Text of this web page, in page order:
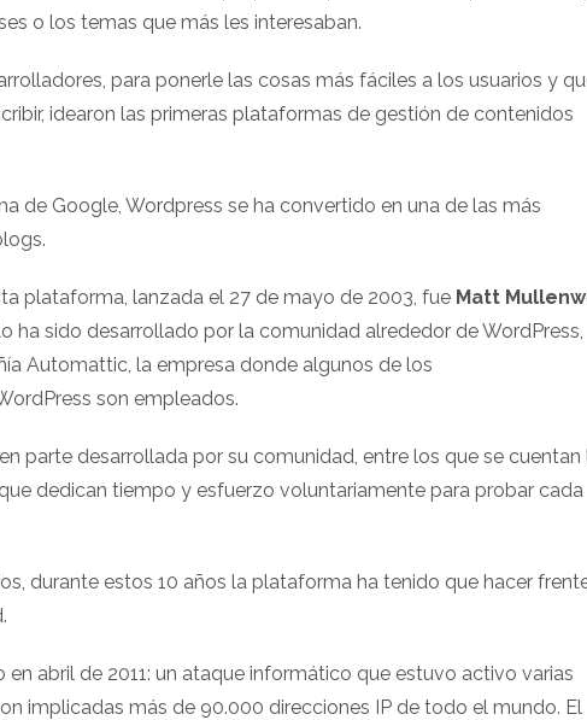
o los temas que más les interesaban.
para ponerle las cosas más fáciles a los usuarios y
idearon las primeras plataformas de gestión de contenidos
de Google, Wordpress se ha convertido en una de las más
plataforma, lanzada el 27 de mayo de 2003, fue Matt
ha sido desarrollado por la comunidad alrededor de WordPress,
Automattic, la empresa donde algunos de los
son empleados.
parte desarrollada por su comunidad, entre los que se cuentan
dedican tiempo y esfuerzo voluntariamente para probar cada
durante estos 10 años la plataforma ha tenido que hacer
abril de 2011: un ataque informático que estuvo activo varias
implicadas más de 90.000 direcciones IP de todo el mundo. El